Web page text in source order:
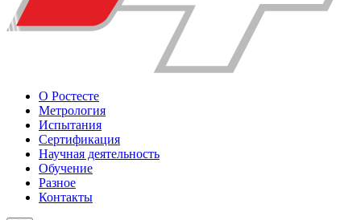
О Ростесте
Метрология
Испытания
Сертификация
Научная деятельность
Обучение
Разное
Контакты